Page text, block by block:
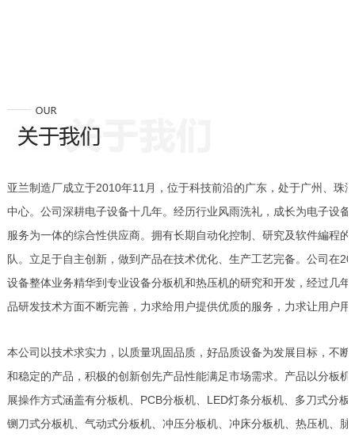
亚兰制造厂成立于2010年11月，位于科技前沿的广东，处于广州、珠
中心。公司深耕电子设备十几年。经历行业风雨洗礼，成长为电子设
服务为一体的综合性供应商。拥有长期自动化控制、研究及软件編程
队。立足于自主创新，做到产品在技术优化、生产工艺完备。公司在
设备整体业务精华到专业设备分板机和热压机的研究和开发，经过几
品研发技术方面不断完善，力求给用户提供优质的服务，力求让用户用
本公司以技术求实力，以质量巩固品质，好品质设备为发展目标，不
和稳定的产品，积极的创新创先产品性能满足市场需求。产品以分板
展操作方式涵盖有分板机、PCB分板机、LED灯条分板机、多刀式分板
铡刀式分板机、气动式分板机、冲压分板机、冲床分板机、热压机、